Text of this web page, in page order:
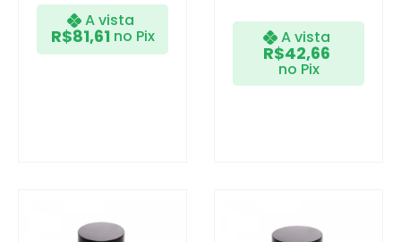
A vista
R$81,61 no Pix A vista
R$42,66
no Pix